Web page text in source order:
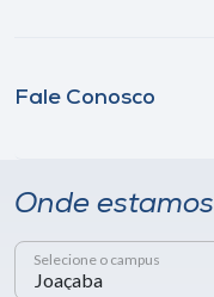
Fale Conosco
Onde estamos
Selecione o campus